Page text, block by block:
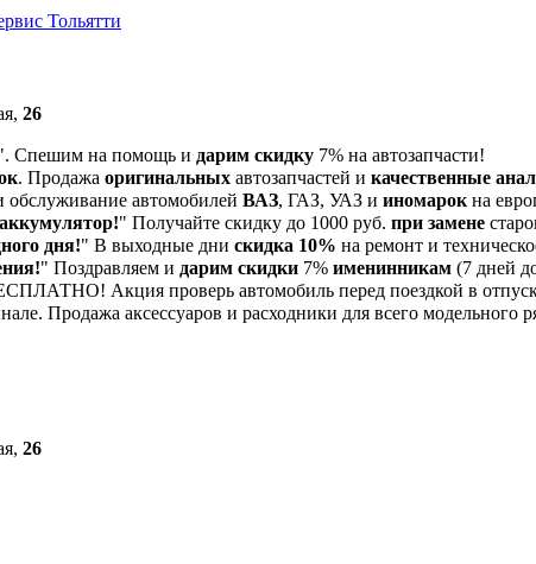
Тольятти
26
Спешим на помощь и дарим скидку 7% на автозапчасти!
. Продажа оригинальных автозапчастей и качественные
обслуживание автомобилей ВАЗ, ГАЗ, УАЗ и иномарокна
" Получайте скидку до 1000 руб. при замене
дня!" В выходные дни скидка 10% на ремонт и
" Поздравляем и дарим скидки 7% именинникам (7 дней
Акция проверь автомобиль перед поездкой в
Продажа аксессуаров и расходники для всего модельного
26